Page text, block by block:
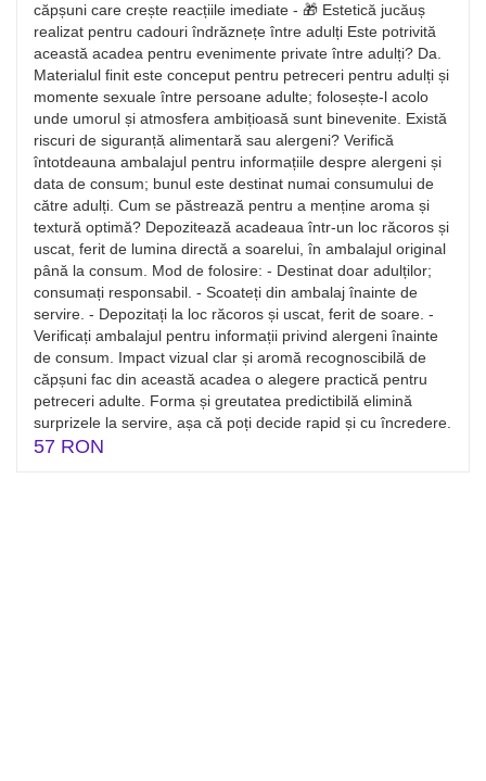
căpșuni care crește reacțiile imediate - 🎁 Estetică jucăuș
realizat pentru cadouri îndrăznețe între adulți Este potrivită
această acadea pentru evenimente private între adulți? Da.
Materialul finit este conceput pentru petreceri pentru adulți și
momente sexuale între persoane adulte; folosește-l acolo
unde umorul și atmosfera ambițioasă sunt binevenite. Există
riscuri de siguranță alimentară sau alergeni? Verifică
întotdeauna ambalajul pentru informațiile despre alergeni și
data de consum; bunul este destinat numai consumului de
către adulți. Cum se păstrează pentru a menține aroma și
textură optimă? Depozitează acadeaua într-un loc răcoros și
uscat, ferit de lumina directă a soarelui, în ambalajul original
până la consum. Mod de folosire: - Destinat doar adulților;
consumați responsabil. - Scoateți din ambalaj înainte de
servire. - Depozitați la loc răcoros și uscat, ferit de soare. -
Verificați ambalajul pentru informații privind alergeni înainte
de consum. Impact vizual clar și aromă recognoscibilă de
căpșuni fac din această acadea o alegere practică pentru
petreceri adulte. Forma și greutatea predictibilă elimină
surprizele la servire, așa că poți decide rapid și cu încredere.
57 RON